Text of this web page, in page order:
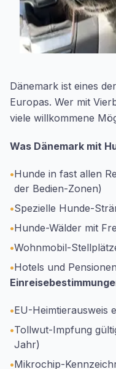
Dänemark ist eines
Europas. Wer mit
viele willkommene
Was Dänemark mit
•Hunde in fast allen
der Bedien-Zonen)
•Spezielle Hunde-
•Hunde-Wälder mit
•Wohnmobil-
•Hotels und
•EU-Heimtierausweis
•Tollwut-Impfung
Jahr)
•Mikrochip-